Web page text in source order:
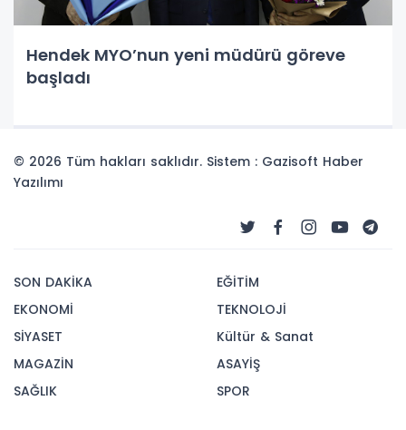
Hendek MYO’nun yeni müdürü göreve
başladı
© 2026 Tüm hakları saklıdır. Sistem : Gazisoft Haber
Yazılımı
SON DAKİKA
EKONOMİ
SİYASET
MAGAZİN
SAĞLIK
EĞİTİM
TEKNOLOJİ
Kültür & Sanat
ASAYİŞ
SPOR